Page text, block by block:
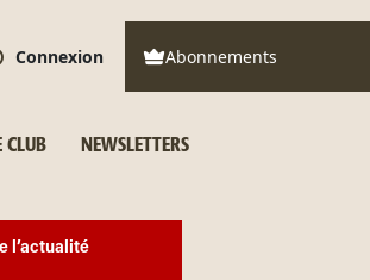
Connexion Abonnements
CLUB NEWSLETTERS
l’actualité